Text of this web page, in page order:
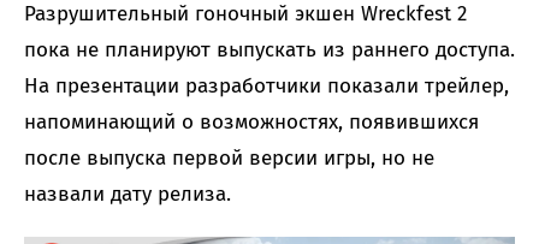
Разрушительный гоночный экшен Wreckfest 2
пока не планируют выпускать из раннего доступа.
На презентации разработчики показали трейлер,
напоминающий о возможностях, появившихся
после выпуска первой версии игры, но не
назвали дату релиза.